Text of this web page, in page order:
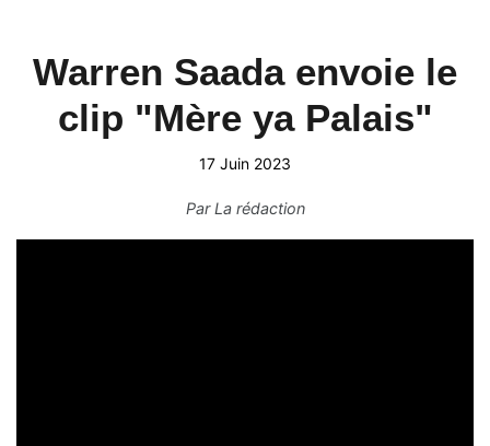
Warren Saada envoie le
clip "Mère ya Palais"
17 Juin 2023
ParLa rédaction